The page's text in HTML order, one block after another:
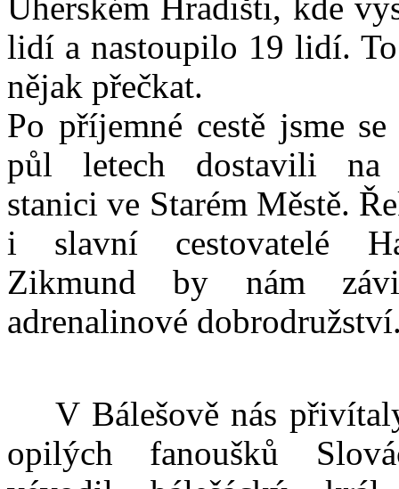
Uherském Hradišti, kde
lidí a nastoupilo 19 lidí.
nějak přečkat.
Po příjemné cestě jsme
půl letech dostavili na
stanici ve Starém Městě.
i slavní cestovatelé
Zikmund by nám
adrenalinové
V Bálešově nás
opilých fanoušků